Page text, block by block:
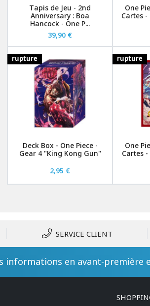
Tapis de Jeu - 2nd
Anniversary : Boa
Hancock - One P...
39,90 €
One
Cartes
rupture
Deck Box - One Piece -
Gear 4 "King Kong Gun"
2,95 €
rupture
One
Cartes
SERVICE CLIENT
informations en avant-première